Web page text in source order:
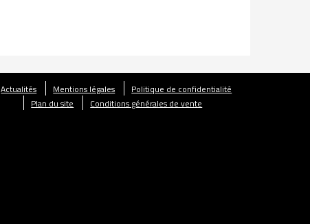
Actualités Mentions légales
Politique de confidentialité
Plan du site
Conditions générales de vente